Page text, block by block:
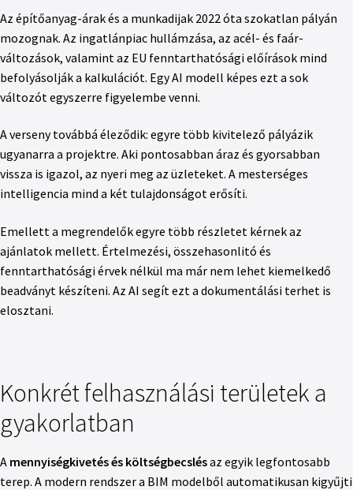
Az építőanyag-árak és a munkadijak 2022 óta szokatlan pályán
mozognak. Az ingatlánpiac hullámzása, az acél- és faár-
változások, valamint az EU fenntarthatósági előírások mind
befolyásolják a kalkulációt. Egy AI modell képes ezt a sok
változót egyszerre figyelembe venni.
A verseny továbbá éleződik: egyre több kivitelező pályázik
ugyanarra a projektre. Aki pontosabban áraz és gyorsabban
vissza is igazol, az nyeri meg az üzleteket. A mesterséges
intelligencia mind a két tulajdonságot erősíti.
Emellett a megrendelők egyre több részletet kérnek az
ajánlatok mellett. Értelmezési, összehasonlitó és
fenntarthatósági érvek nélkül ma már nem lehet kiemelkedő
beadványt készíteni. Az AI segít ezt a dokumentálási terhet is
elosztani.
Konkrét felhasználási területek a
gyakorlatban
A mennyiségkivetés és költségbecslésaz egyik legfontosabb
terep. A modern rendszer a BIM modelből automatikusan kigyűjti